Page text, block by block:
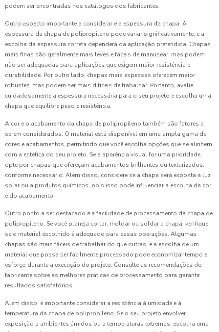
podem ser encontradas nos catálogos dos fabricantes.
Outro aspecto importante a considerar é a espessura da chapa. A
espessura da chapa de polipropileno pode variar significativamente, e a
escolha da espessura correta dependerá da aplicação pretendida. Chapas
mais finas são geralmente mais leves e fáceis de manusear, mas podem
não ser adequadas para aplicações que exigem maior resistência e
durabilidade. Por outro lado, chapas mais espessas oferecem maior
robustez, mas podem ser mais difíceis de trabalhar. Portanto, avalie
cuidadosamente a espessura necessária para o seu projeto e escolha uma
chapa que equilibre peso e resistência.
A cor e o acabamento da chapa de polipropileno também são fatores a
serem considerados. O material está disponível em uma ampla gama de
cores e acabamentos, permitindo que você escolha opções que se alinhem
com a estética do seu projeto. Se a aparência visual for uma prioridade,
opte por chapas que ofereçam acabamentos brilhantes ou texturizados,
conforme necessário. Além disso, considere se a chapa será exposta à luz
solar ou a produtos químicos, pois isso pode influenciar a escolha da cor
e do acabamento.
Outro ponto a ser destacado é a facilidade de processamento da chapa de
polipropileno. Se você planeja cortar, moldar ou soldar a chapa, verifique
se o material escolhido é adequado para essas operações. Algumas
chapas são mais fáceis de trabalhar do que outras, e a escolha de um
material que possa ser facilmente processado pode economizar tempo e
esforço durante a execução do projeto. Consulte as recomendações do
fabricante sobre as melhores práticas de processamento para garantir
resultados satisfatórios.
Além disso, é importante considerar a resistência à umidade e à
temperatura da chapa de polipropileno. Se o seu projeto envolver
exposição a ambientes úmidos ou a temperaturas extremas, escolha uma